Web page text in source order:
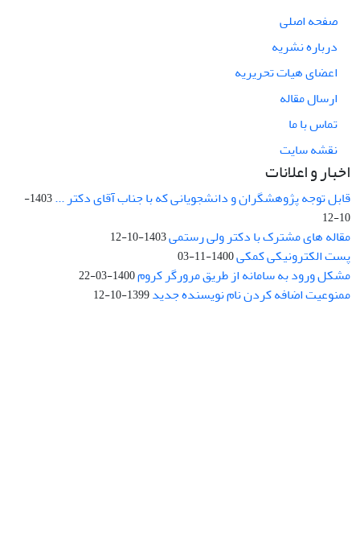
صفحه اصلی
درباره نشریه
اعضای هیات تحریریه
ارسال مقاله
تماس با ما
نقشه سایت
اخبار و اعلانات
قابل توجه پژوهشگران و دانشجویانی که با جناب آقای دکتر ...
1403-
10-12
مقاله های مشترک با دکتر ولی رستمی1403-10-12
پست الکترونیکی کمکی1400-11-03
مشکل ورود به سامانه از طریق مرورگر کروم1400-03-22
ممنوعیت اضافه کردن نام نویسنده جدید1399-10-12